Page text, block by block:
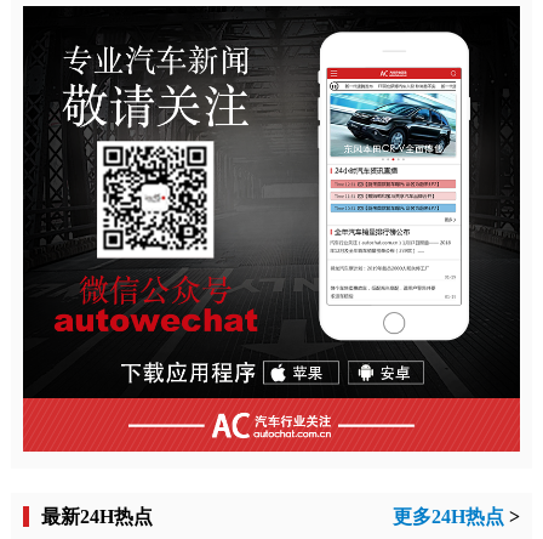
最新24H热点 更多24H热点 >